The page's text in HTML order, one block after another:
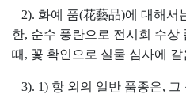
2). 화예 품(花藝品)에 대해서
한, 순수 풍란으로 전시회 수상
때, 꽃 확인으로 실물 심사에 갈
3). 1) 항 외의 일반 품종은, 그